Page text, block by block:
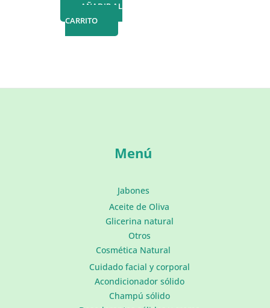
AÑADIR AL
CARRITO
Menú
Jabones
Aceite de Oliva
Glicerina natural
Otros
Cosmética Natural
Cuidado facial y corporal
Acondicionador sólido
Champú sólido